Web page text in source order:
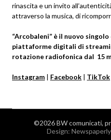
rinascita e un invito
attraverso la musica, di
“Arcobaleni” è il nuovo
piattaforme digitali di
rotazione radiofonica dal 15
Instagram | Facebook | TikTok
©2026 BW comunicati,
Design: